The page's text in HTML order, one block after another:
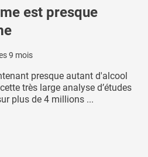
est presque
9 mois
presque autant d'alcool
très large analyse d’études
plus de 4 millions ...